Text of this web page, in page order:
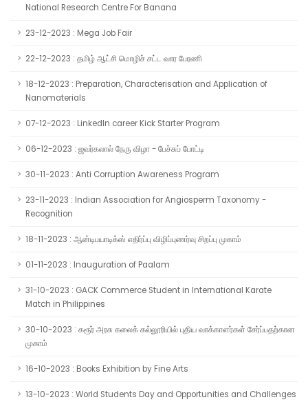
National Research Centre For Banana
23-12-2023 : Mega Job Fair
22-12-2023 : தமிழ் ஆட்சி மொழிச் சட்ட வார பேரணி
18-12-2023 : Preparation, Characterisation and Application of
Nanomaterials
07-12-2023 : LinkedIn career Kick Starter Program
06-12-2023 : ஜவர்கலால் நேரு விழா - பேச்சுப் போட்டி
30-11-2023 : Anti Corruption Awareness Program
23-11-2023 : Indian Association for Angiosperm Taxonomy -
Recognition
18-11-2023 : ஆன்டிபயாடிக்ஸ் எதிர்ப்பு விழிப்புணர்வு சிறப்பு முகாம்
01-11-2023 : Inauguration of Paalam
31-10-2023 : GACK Commerce Student in International Karate
Match in Philippines
30-10-2023 : கரூர் அரசு கலைக் கல்லூரியில் புதிய வாக்காளர்கள் சேர்ப்பதற்கான
முகாம்
16-10-2023 : Books Exhibition by Fine Arts
13-10-2023 : World Students Day and Opportunities and Challenges